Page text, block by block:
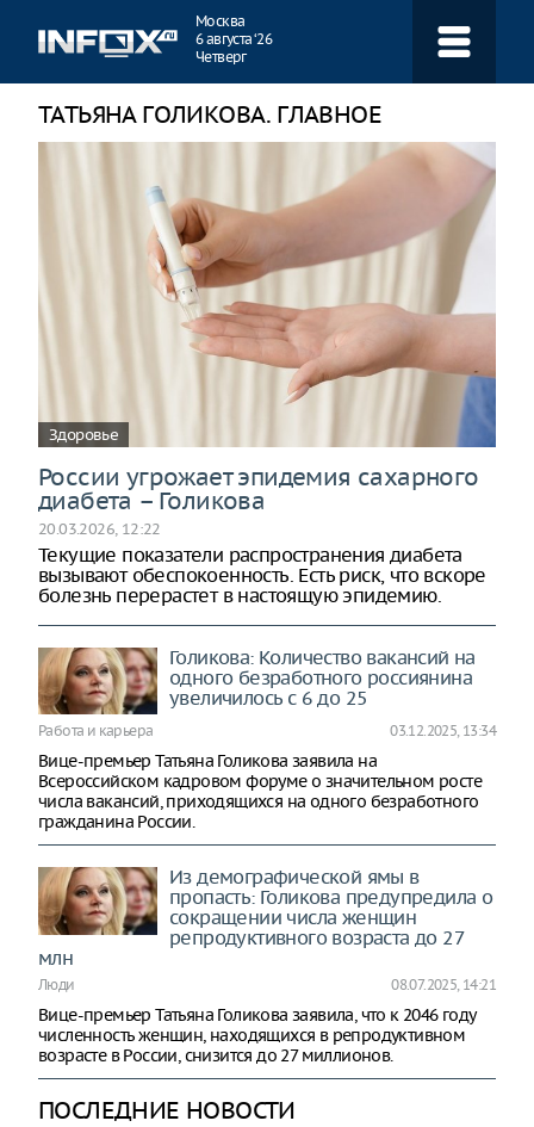
Москва
6 августа ‘26
Четверг
ТАТЬЯНА ГОЛИКОВА. ГЛАВНОЕ
Здоровье
России угрожает эпидемия сахарного
диабета – Голикова
20.03.2026, 12:22
Текущие показатели распространения диабета
вызывают обеспокоенность. Есть риск, что вскоре
болезнь перерастет в настоящую эпидемию.
Голикова: Количество вакансий на
одного безработного россиянина
увеличилось с 6 до 25
Работа и карьера 03.12.2025, 13:34
Вице-премьер Татьяна Голикова заявила на
Всероссийском кадровом форуме о значительном росте
числа вакансий, приходящихся на одного безработного
гражданина России.
Из демографической ямы в
пропасть: Голикова предупредила о
сокращении числа женщин
репродуктивного возраста до 27
млн
Люди 08.07.2025, 14:21
Вице-премьер Татьяна Голикова заявила, что к 2046 году
численность женщин, находящихся в репродуктивном
возрасте в России, снизится до 27 миллионов.
ПОСЛЕДНИЕ НОВОСТИ